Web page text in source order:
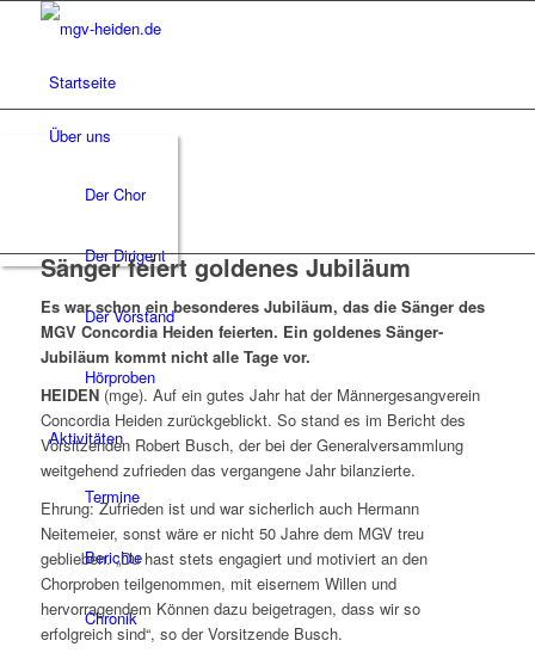
Startseite
Über uns
Der Chor
Der Dirigent
Der Vorstand
Hörproben
Aktivitäten
Termine
Berichte
Chronik
Sänger feiert goldenes Jubiläum
Es war schon ein besonderes Jubiläum, das die Sänger des
MGV Concordia Heiden feierten. Ein goldenes Sänger-
Jubiläum kommt nicht alle Tage vor.
HEIDEN(mge). Auf ein gutes Jahr hat der Männergesangverein
Concordia Heiden zurückgeblickt. So stand es im Bericht des
Vorsitzenden Robert Busch, der bei der Generalversammlung
weitgehend zufrieden das vergangene Jahr bilanzierte.
Ehrung: Zufrieden ist und war sicherlich auch Hermann
Neitemeier, sonst wäre er nicht 50 Jahre dem MGV treu
geblieben. „Du hast stets engagiert und motiviert an den
Chorproben teilgenommen, mit eisernem Willen und
hervorragendem Können dazu beigetragen, dass wir so
erfolgreich sind“, so der Vorsitzende Busch.